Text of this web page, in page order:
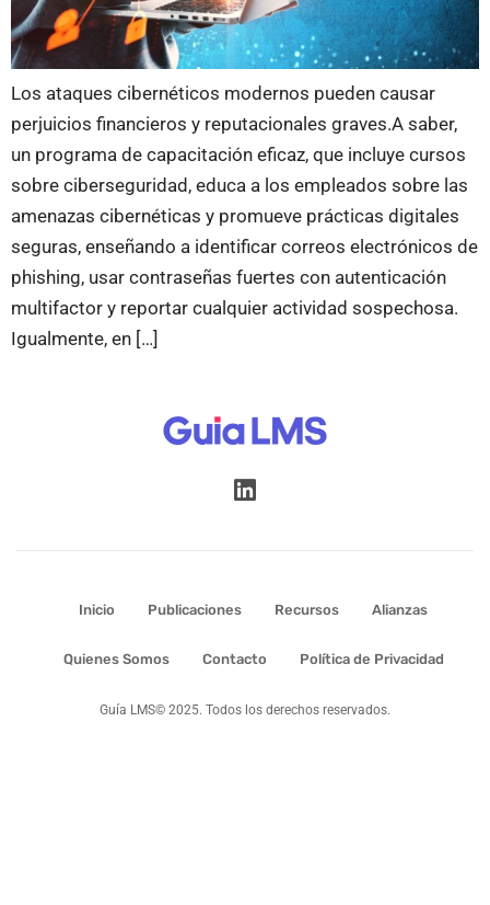
Los ataques cibernéticos modernos pueden causar
perjuicios financieros y reputacionales graves.A saber,
un programa de capacitación eficaz, que incluye cursos
sobre ciberseguridad, educa a los empleados sobre las
amenazas cibernéticas y promueve prácticas digitales
seguras, enseñando a identificar correos electrónicos de
phishing, usar contraseñas fuertes con autenticación
multifactor y reportar cualquier actividad sospechosa.
Igualmente, en […]
Inicio Publicaciones Recursos Alianzas
Quienes Somos Contacto Política de Privacidad
Guía LMS© 2025. Todos los derechos reservados.